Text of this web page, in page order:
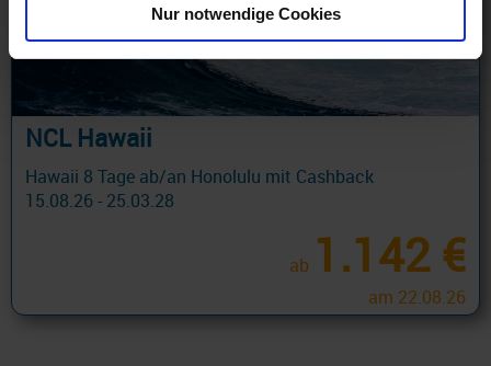
Nur notwendige Cookies
NCL Hawaii
Hawaii 8 Tage ab/an Honolulu mit Cashback
15.08.26 - 25.03.28
ab 1.142 €
am 22.08.26